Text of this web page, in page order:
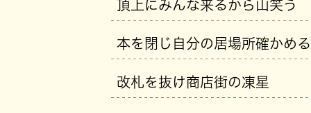
頂上にみんな来るから山笑う
本を閉じ自分の居場所確かめる
改札を抜け商店街の凍星